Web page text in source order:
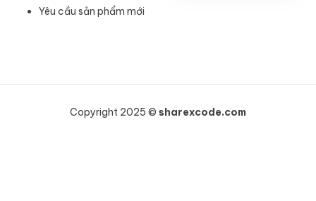
Yêu cầu sản phẩm mới
Copyright 2025 © sharexcode.com